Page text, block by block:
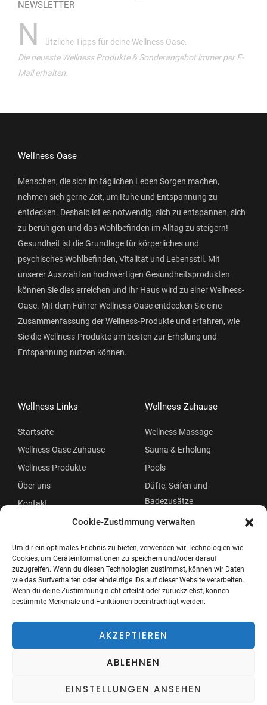
Cookie-Zustimmung verwalten
Um dir ein optimales Erlebnis zu bieten, verwenden wir Technologien wie
Cookies, um Geräteinformationen zu speichern und/oder darauf
zuzugreifen. Wenn du diesen Technologien zustimmst, können wir Daten
wie das Surfverhalten oder eindeutige IDs auf dieser Website verarbeiten.
Wenn du deine Zustimmung nicht erteilst oder zurückziehst, können
bestimmte Merkmale und Funktionen beeinträchtigt werden.
AKZEPTIEREN
ABLEHNEN
EINSTELLUNGEN ANSEHEN
NEWSLETTER
N
ützliche Tipps für deine Wellness Oase.
Die neueste Wellness Produkte & Sonderangebot immer per E-
Mail erhalten.
Wellness Oase
Menschen, die sich im täglichen Leben Sorgen machen,
nehmen sich gerne Zeit, um Ruhe und Entspannung zu
entdecken. Deshalb ist es notwendig, sich zu entspannen, sich
zu beruhigen und das Wohlbefinden im Alltag zu steigern!
Gesundheit ist die Grundlage für körperliches und
psychisches Wohlbefinden, Vitalität und Lebensstil. Mit
unserer Auswahl an hochwertigen Gesundheitsprodukten
können Sie dies erreichen und Ihr Haus wird zu einer Wellness-
Oase. Mit dem Führer Wellness-Oase entdecken Sie eine
Zusammenfassung der Wellness-Produkte und erfahren, wie
Sie die Wellness-Produkte am besten zur Erholung und
Entspannung nutzen können.
Wellness Links
Startseite
Wellness Oase Zuhause
Wellness Produkte
Über uns
Kontakt
Wellness Zuhause
Wellness Massage
Sauna & Erholung
Pools
Düfte, Seifen und
Badezusätze
Beauty
Menü